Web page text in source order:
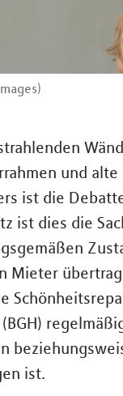
und
ist die
ist dies die
Mieter
ist.